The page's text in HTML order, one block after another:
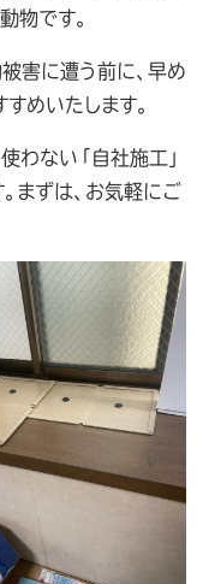
物です。
害に遭う前に、早め
めいたします。
わない「自社施工」
まずは、お気軽にご